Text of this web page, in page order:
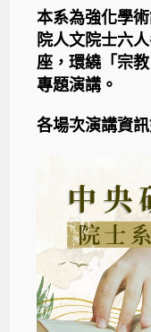
本系為強化學
院人文院士六
座，環繞「宗
專題演講。
各場次演講資